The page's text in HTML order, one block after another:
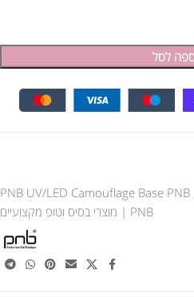
לסל
PNB UV/LED Camouflage Base
PNB | מוצרי בסיס וטופ מקצועיים